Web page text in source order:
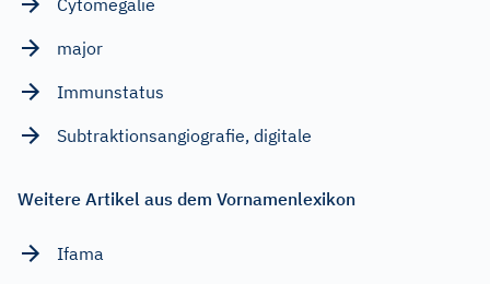
major
Immunstatus
Subtraktionsangiografie, digitale
Weitere Artikel aus dem Vornamenlexikon
Ifama